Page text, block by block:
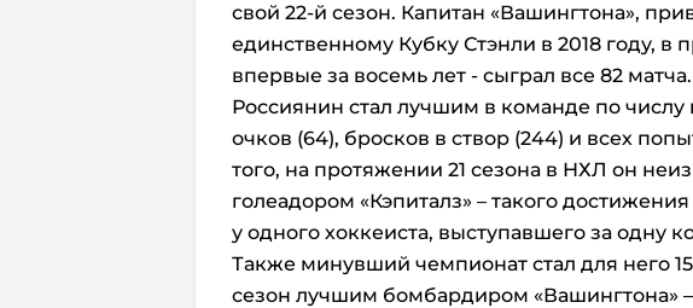
свой 22-й сезон. Капитан «Вашингтона»,
единственному Кубку Стэнли в 2018 году, в
впервые за восемь лет - сыграл все 82 матча.
Россиянин стал лучшим в команде по числу
очков (64), бросков в створ (244) и всех
того, на протяжении 21 сезона в НХЛ он
голеадором «Кэпиталз» – такого
у одного хоккеиста, выступавшего за одну
Также минувший чемпионат стал для него
сезон лучшим бомбардиром «Вашингтона»